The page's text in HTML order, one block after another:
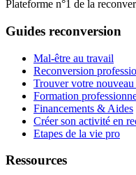
Plateforme n°1 de la
Guides reconversion
Mal-être au travail
Reconversion
Trouver votre nouveau
Formation
Financements & Aides
Créer son activité en
Etapes de la vie pro
Ressources